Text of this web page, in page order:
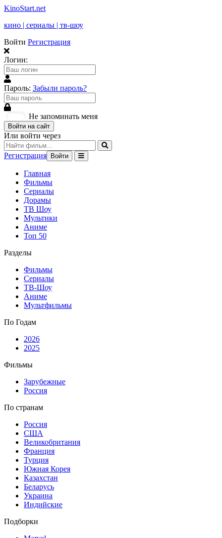
KinoStart.net
кино | сериалы | тв-шоу
Войти Регистрация
Логин:
Пароль: Забыли пароль?
Не запоминать меня
Войти на сайт
Или войти через
Регистрация Войти
Главная
Фильмы
Сериалы
Дорамы
ТВ Шоу
Мультики
Аниме
Топ 50
Разделы
Фильмы
Сериалы
ТВ-Шоу
Аниме
Мультфильмы
По Годам
2026
2025
Фильмы
Зарубежные
Россия
По странам
Россия
США
Великобритания
Франция
Турция
Южная Корея
Казахстан
Беларусь
Украина
Индийские
Подборки